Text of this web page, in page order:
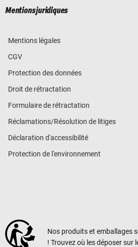
Mentions juridiques
Mentions légales
CGV
Protection des données
Droit de rétractation
Formulaire de rétractation
Réclamations/Résolution de litiges
Déclaration d'accessibilité
Protection de l'environnement
Nos produits et emballages
! Trouvez où les déposer sur